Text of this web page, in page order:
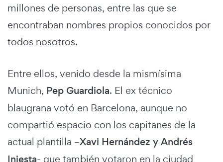
millones de personas, entre las que se
encontraban nombres propios conocidos por
todos nosotros.
Entre ellos, venido desde la mismísima
Munich, Pep Guardiola. El ex técnico
blaugrana votó en Barcelona, aunque no
compartió espacio con los capitanes de la
actual plantilla –Xavi Hernández y Andrés
Iniesta- que también votaron en la ciudad